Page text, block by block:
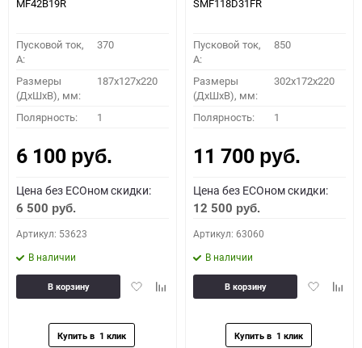
MF42B19R
Пусковой ток,
A:
370
Размеры
(ДхШхВ), мм:
187x127x220
Полярность: 1
6 100 руб.
Цена без ECOном скидки:
6 500 руб.
Артикул: 53623
В наличии
ДобавитьДобавить
В корзину
SMF118D31FR
Пусковой ток,
A:
850
Размеры
(ДхШхВ), мм:
302x172x220
Полярность: 1
11 700 руб.
Цена без ECOном скидки:
12 500 руб.
Артикул: 63060
В наличии
Добавить
В корзину